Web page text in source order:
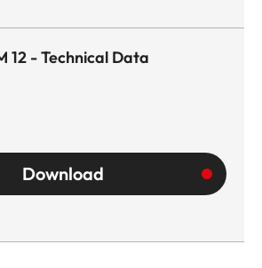
12 - Technical Data
Download